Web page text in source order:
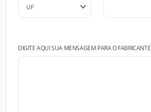
DIGITE AQUI SUA MENSAGEM PARA O FABRICANTE